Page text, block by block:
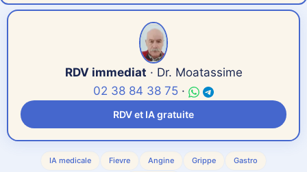
RDV immediat · Dr. Moatassime
02 38 84 38 75 ·
RDV et IA gratuite
1sur7
IA medicale Fievre Angine Grippe Gastro